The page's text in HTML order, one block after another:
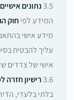
3.5נתונים אישיים
המידע לפיחוק
מידע אישי
עליך להבטיח
אישי של צדדים
3.6רישיון
בלתי בלעדי,